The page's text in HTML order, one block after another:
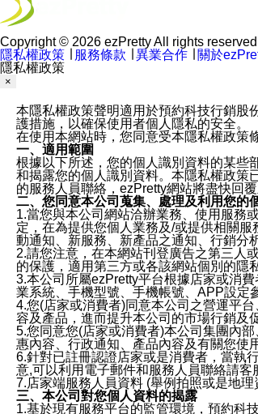
Copyright © 2026 ezPretty All rights
隱私權政策
服務條款 異業合作
關於
隱私權政策
×
本隱私權政策聲明適用於預約科技行銷股
護措施，以確保使用者個人隱私的安全。
在使用本網站時，您同意受本隱私權政策
一、適用範圍
根據以下所述，您的個人識別資料的某些
和揭露您的個人識別資料。本隱私權政策
的服務人員聯絡，ezPretty網站將盡快回覆
二、您同意本公司蒐集、處理及利用您的
1.當您與本公司網站洽辦業務、使用服務
定，在為提供您個人業務及/或提供相關
動通知、新服務、新產品之通知、行銷分
2.請您注意，在本網站刊登廣告之第三人
的保護，適用第三方或各該網站個別的隱
3.本公司所屬ezPretty平台根據店家或消
業系統、手機型號、手機帳號、APP設定
4.您(店家或消費者)同意本公司之營運平
容及產品，進而提升本公司的市場行銷及
5.您同意您(店家或消費者)本公司集團內
惠內容、行政通知、產品內容及有關您使
6.針對已註冊認證店家或是消費者，當執
意,可以利用電子郵件和服務人員聯絡請客
7.店家端服務人員資料 (舉例拍照或是地
三、本公司對您個人資料的揭露
1.基於現有服務平台的監管環境，預約科